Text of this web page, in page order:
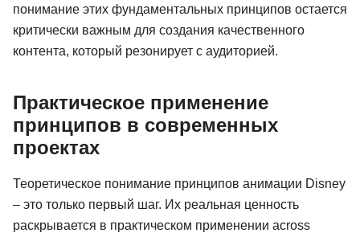
понимание этих фундаментальных принципов остается
критически важным для создания качественного
контента, который резонирует с аудиторией.
Практическое применение
принципов в современных
проектах
Теоретическое понимание принципов анимации Disney
– это только первый шаг. Их реальная ценность
раскрывается в практическом применении across